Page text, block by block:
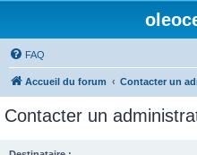
FAQ
Accueil du forum Contacter un
Contacter un